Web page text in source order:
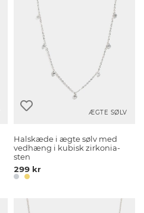
ÆGTE SØLV
Halskæde i ægte sølv med
vedhæng i kubisk zirkonia-
sten
299 kr